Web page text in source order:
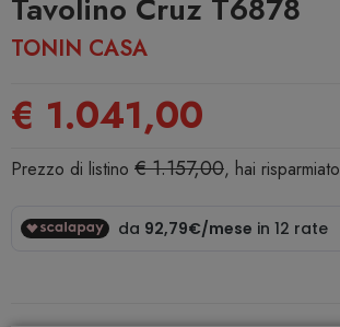
Tavolino Cruz T6878
TONIN CASA
€ 1.041,00
Prezzo di listino € 1.157,00, hai risparmiato